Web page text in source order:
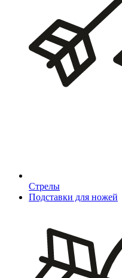
Стрелы
Подставки для ножей